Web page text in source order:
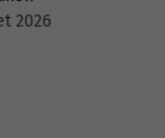
2026